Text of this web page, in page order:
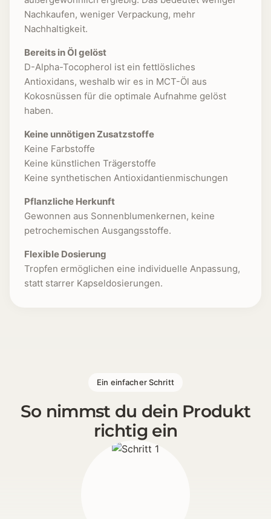
Nachkaufen, weniger Verpackung, mehr
Nachhaltigkeit.
Bereits in Öl gelöst
D-Alpha-Tocopherol ist ein fettlösliches
Antioxidans, weshalb wir es in MCT-Öl aus
Kokosnüssen für die optimale Aufnahme gelöst
haben.
Keine unnötigen Zusatzstoffe
Keine Farbstoffe
Keine künstlichen Trägerstoffe
Keine synthetischen Antioxidantienmischungen
Pflanzliche Herkunft
Gewonnen aus Sonnenblumenkernen, keine
petrochemischen Ausgangsstoffe.
Flexible Dosierung
Tropfen ermöglichen eine individuelle Anpassung,
statt starrer Kapseldosierungen.
Ein einfacher Schritt
So nimmst du dein Produkt
richtig ein
1 [https://echt-vital.de/media/57/b8/32/